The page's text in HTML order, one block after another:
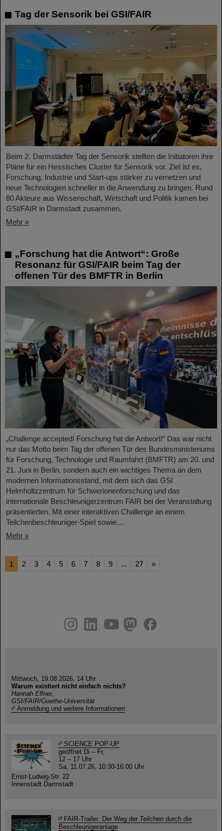
Tag der Sensorik bei GSI/FAIR
Beim 2. Darmstädter Tag der Sensorik stellten die Initiatoren ihre
Pläne für ein Hessisches Cluster für Sensorik vor. Ziel ist es,
Forschung, Industrie und Start-ups stärker zu vernetzen und
neue Technologien schneller in die Anwendung zu bringen. Rund
80 Akteure aus Wissenschaft, Wirtschaft und Politik kamen bei
GSI/FAIR in Darmstadt zusammen.
Mehr »
„Forschung hat die Antwort“: Große
Resonanz für GSI/FAIR beim Tag der
offenen Tür des BMFTR in Berlin
„Challenge accepted! Forschung hat die Antwort!“ Das war nicht
nur das Motto beim Tag der offenen Tür des Bundesministeriums
für Forschung, Technologie und Raumfahrt (BMFTR) am 20. und
21. Juni in Berlin, sondern auch ein wichtiges Thema an dem
modernen Informationsstand, mit dem sich das GSI
Helmholtzzentrum für Schwerionenforschung und das
internationale Beschleunigerzentrum FAIR bei der Veranstaltung
präsentierten. Mit einer interaktiven Challenge an einem
Teilchenbeschleuniger-Spiel sowie…
Mehr »
1 2 3 4 5 6 7 8 9 ... 27 »
youtube
helmholtz.social
facebook
Mittwoch, 19.08.2026, 14 Uhr
Warum existiert nicht einfach nichts?
Hannah Elfner,
GSI/FAIR/Goethe-Universität
Anmeldung und weitere Informationen
SCIENCE POP-UP
geöffnet Di – Fr,
12 – 17 Uhr
Sa, 11.07.26, 10:30-16:00 Uhr
Ernst-Ludwig-Str. 22
Innenstadt Darmstadt
FAIR-Trailer: Der Weg der Teilchen durch die
Beschleunigeranlage